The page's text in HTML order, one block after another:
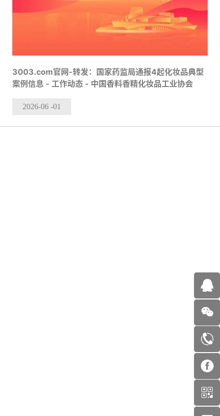
3003.com官网-转发：国家药监局通报4起化妆品典型
案例信息 - 工作动态 - 中国香料香精化妆品工业协会
2026-06 -01